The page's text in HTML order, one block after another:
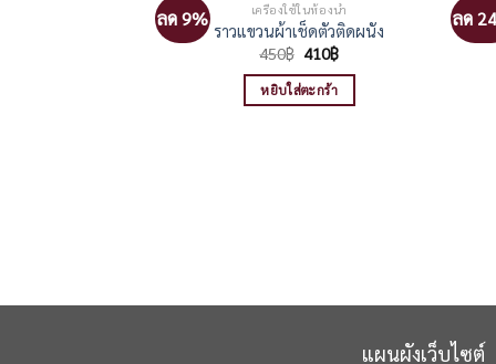
ลด 9% เครื่องใช้ในห้องน้ำ
ราวแขวนผ้าเช็ดตัวติดผนัง
450฿ Original
price
was:
450฿.
410฿Current
is:
หยิบใส่ตะกร้า
ลด
แผนผังเว็บไซต์